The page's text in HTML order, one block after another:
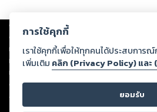
Copyright © 2026
ต่อผลงานหรือเนื้อหาใดที่อัปโหลดผ่านเว็บไซต์แล
ทรัพย์สินทางปัญญาของบุคคลอื่นหรือขัดต่อกฎห
ทุกท่านโปรดใช้วิจารณญาณในการกลั่นกรองด้ว
หนึ่งส่วนใดขัดต่อกฎหมายและศีลธรรม กรุณาแจ้
ดำเนินการในทันที ทั้งนี้ ทางสตอรี่ล็อกขอสงว
ลิขสิทธิ์ พ.ศ. 2537 (ฉบับล่าสุด)
การใช้คุกกี้
เราใช้คุกกี้เพื่อให้ทุกคนได้ประสบการ
เพิ่มเติม คลิก (Privacy Policy) และ
ยอมรับ